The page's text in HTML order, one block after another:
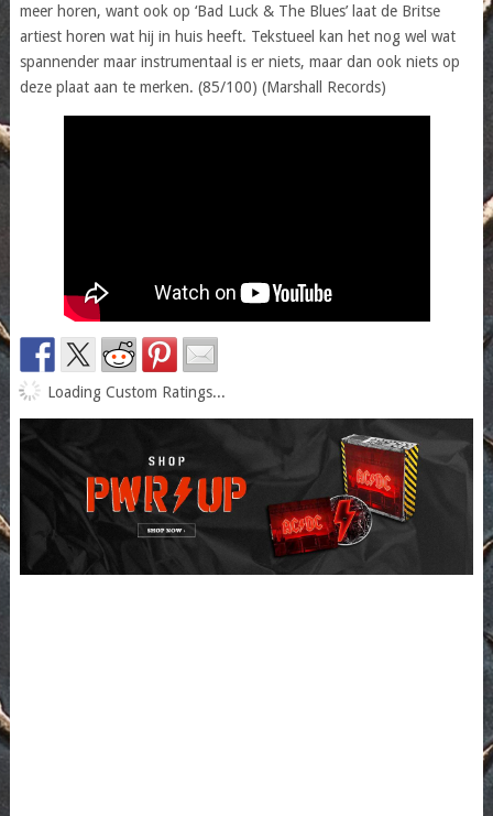
meer horen, want ook op ‘Bad Luck & The Blues’ laat de Britse
artiest horen wat hij in huis heeft. Tekstueel kan het nog wel wat
spannender maar instrumentaal is er niets, maar dan ook niets op
deze plaat aan te merken. (85/100) (Marshall Records)
Loading Custom Ratings...